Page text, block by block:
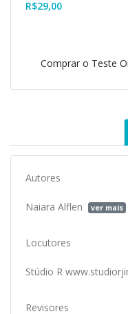
R$29,00
Comprar o Teste
Autores
Naiara Alflen ver mais
Locutores
Stúdio R
Revisores